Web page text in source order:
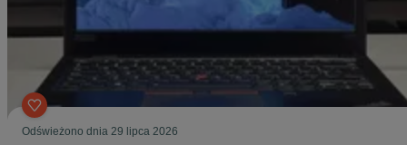
Odświeżono dnia 29 lipca 2026